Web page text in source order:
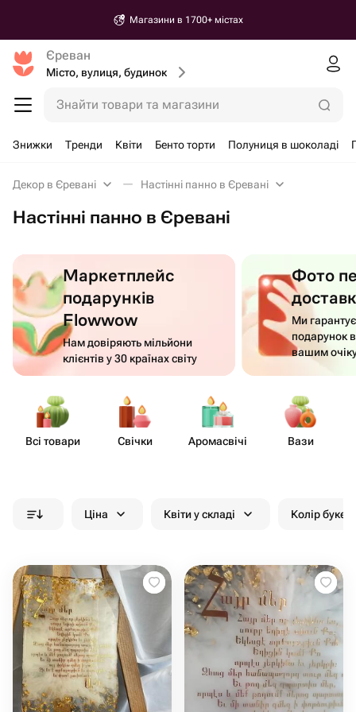
Магазини в 1700+ містах
Єреван
Місто, вулиця, будинок
Знайти товари та магазини
Знижки Тренди Квіти Бенто торти Полуниця в шоколаді
Декор в Єревані Настінні панно в Єревані
Настінні панно в Єревані
Маркетплейс
подарунків
Flowwow
Нам довіряють мільйони
клієнтів у 30 країнах світу
Фото
Ми
подарунок
вашим
Всі товари Свічки Аром​асвічі Вази
Ціна Квіти у складі Колір